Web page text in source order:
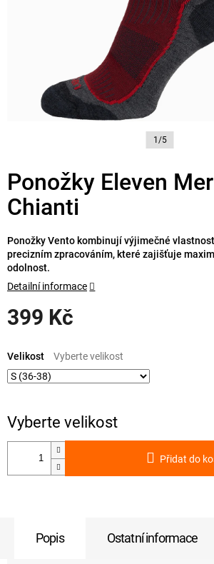
1/5
Ponožky Eleven
Chianti
399 Kč
cena:
Velikost
Přidat do
Ponožky Vento kombinují výjimečné
precizním zpracováním, které zajišťuje
odolnost.
Detailní informace
Popis Ostatní informace